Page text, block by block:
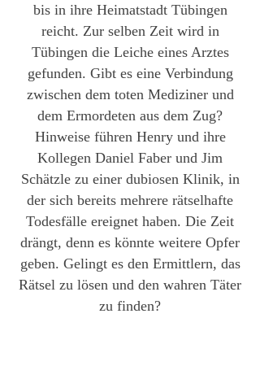
bis in ihre Heimatstadt Tübingen
reicht. Zur selben Zeit wird in
Tübingen die Leiche eines Arztes
gefunden. Gibt es eine Verbindung
zwischen dem toten Mediziner und
dem Ermordeten aus dem Zug?
Hinweise führen Henry und ihre
Kollegen Daniel Faber und Jim
Schätzle zu einer dubiosen Klinik, in
der sich bereits mehrere rätselhafte
Todesfälle ereignet haben. Die Zeit
drängt, denn es könnte weitere Opfer
geben. Gelingt es den Ermittlern, das
Rätsel zu lösen und den wahren Täter
zu finden?